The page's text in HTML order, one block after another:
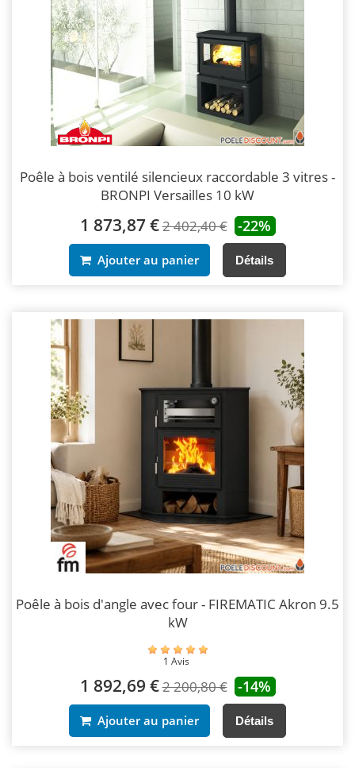
Poêle à bois ventilé silencieux raccordable 3 vitres -
BRONPI Versailles 10 kW
1 873,87 €2 402,40 € -22%
Ajouter au panier Détails
Poêle à bois d'angle avec four - FIREMATIC Akron 9.5
kW
1 Avis
1 892,69 €2 200,80 € -14%
Ajouter au panier Détails